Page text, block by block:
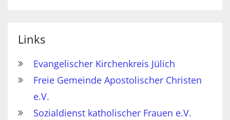
Links
Evangelischer Kirchenkreis Jülich
Freie Gemeinde Apostolischer Christen
e.V.
Sozialdienst katholischer Frauen e.V.